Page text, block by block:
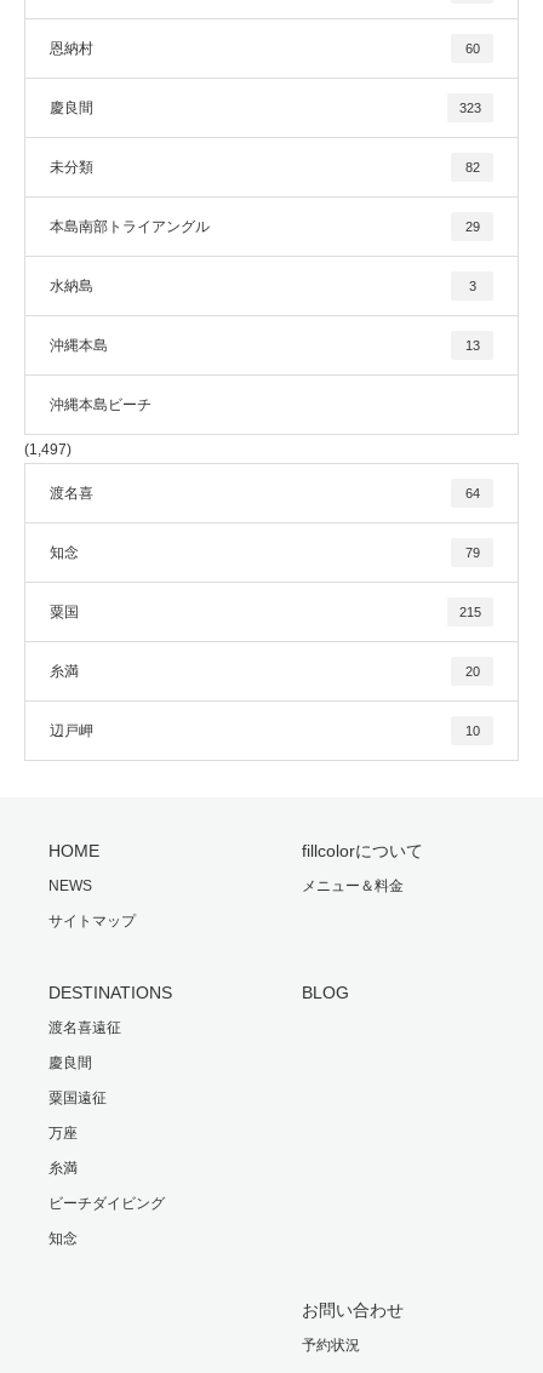
恩納村 60
慶良間 323
未分類 82
本島南部トライアングル 29
水納島 3
沖縄本島 13
沖縄本島ビーチ
(1,497)
渡名喜 64
知念 79
粟国 215
糸満 20
辺戸岬 10
HOME
NEWS
サイトマップ
fillcolorについて
メニュー＆料金
DESTINATIONS
渡名喜遠征
慶良間
粟国遠征
万座
糸満
ビーチダイビング
知念
BLOG
お問い合わせ
予約状況